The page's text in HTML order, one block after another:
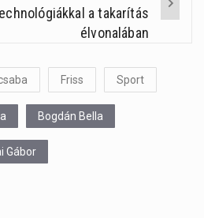
a takarítás
élvonalában
Friss Sport
Bogdán Bella
Gábor